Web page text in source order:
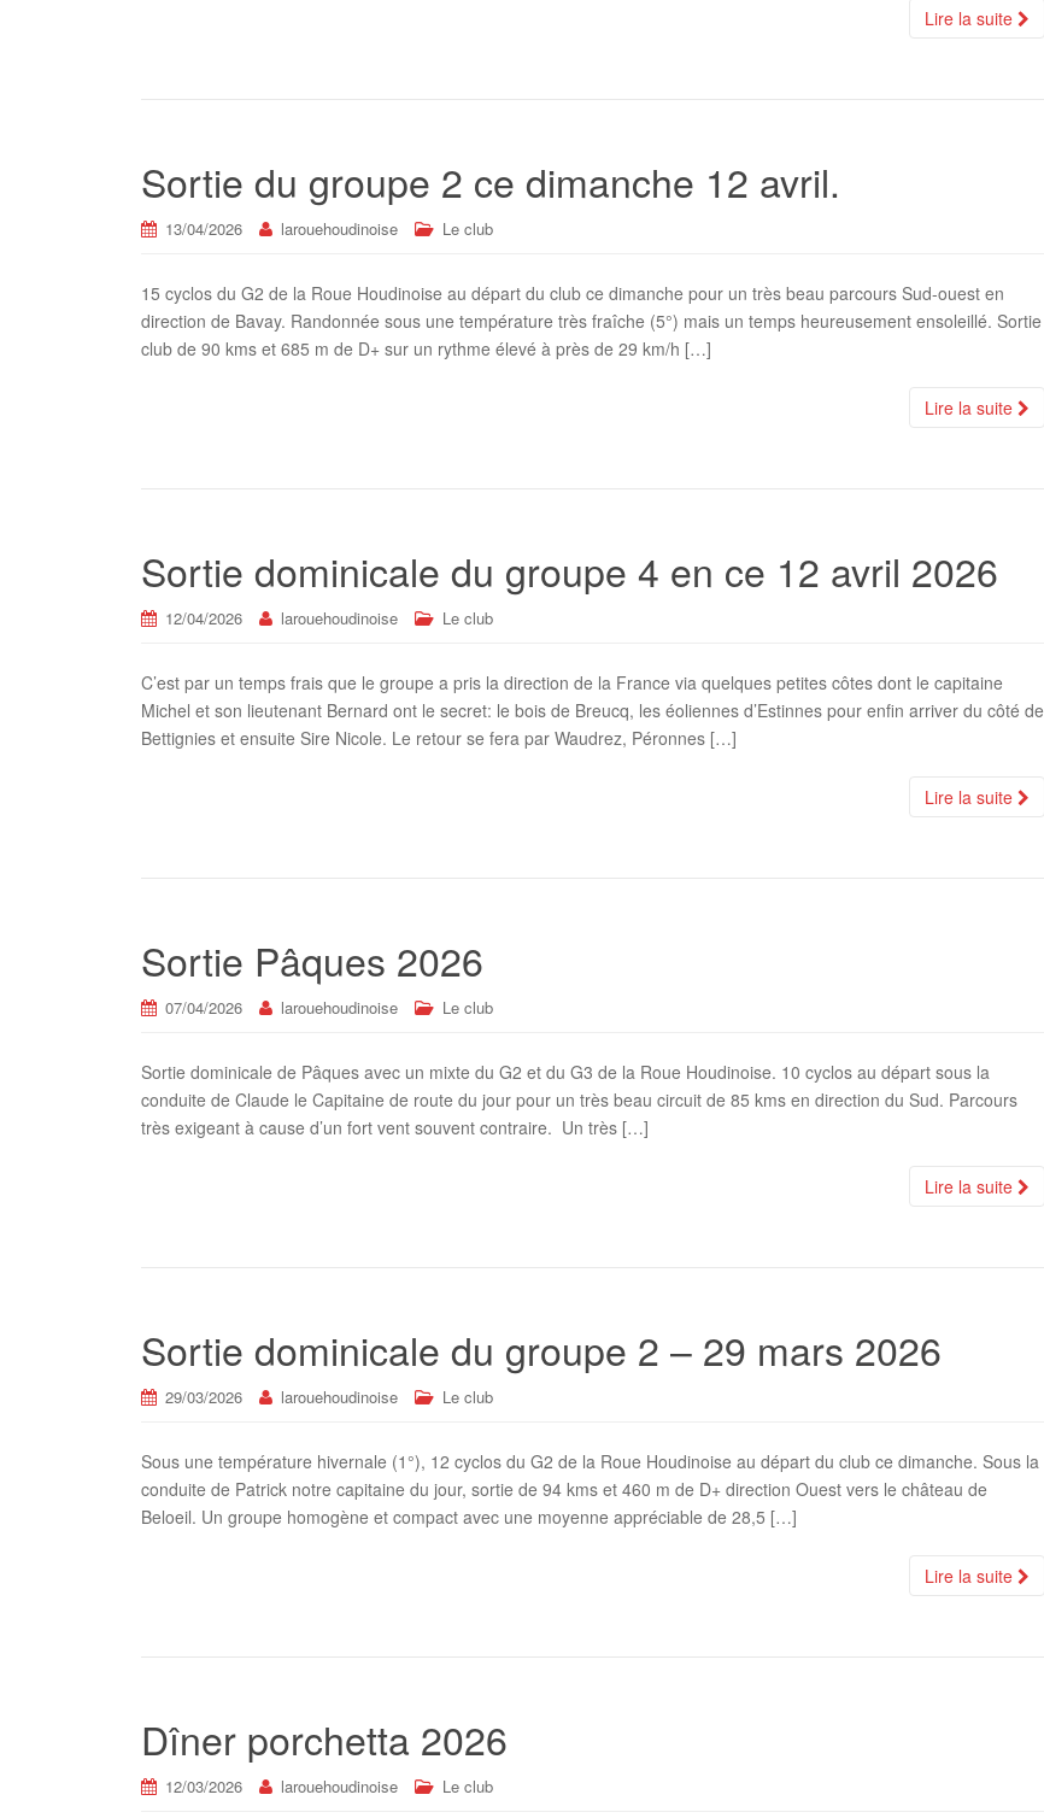
Lire la suite
Sortie du groupe 2 ce dimanche 12 avril.
13/04/2026 larouehoudinoise Le club
15 cyclos du G2 de la Roue Houdinoise au départ du club ce dimanche pour un très beau parcours Sud-ouest en
direction de Bavay. Randonnée sous une température très fraîche (5°) mais un temps heureusement ensoleillé. Sortie
club de 90 kms et 685 m de D+ sur un rythme élevé à près de 29 km/h […]
Lire la suite
Sortie dominicale du groupe 4 en ce 12 avril 2026
12/04/2026 larouehoudinoise Le club
C’est par un temps frais que le groupe a pris la direction de la France via quelques petites côtes dont le capitaine
Michel et son lieutenant Bernard ont le secret: le bois de Breucq, les éoliennes d’Estinnes pour enfin arriver du côté de
Bettignies et ensuite Sire Nicole. Le retour se fera par Waudrez, Péronnes […]
Lire la suite
Sortie Pâques 2026
07/04/2026 larouehoudinoise Le club
Sortie dominicale de Pâques avec un mixte du G2 et du G3 de la Roue Houdinoise. 10 cyclos au départ sous la
conduite de Claude le Capitaine de route du jour pour un très beau circuit de 85 kms en direction du Sud. Parcours
très exigeant à cause d’un fort vent souvent contraire. Un très […]
Lire la suite
Sortie dominicale du groupe 2 – 29 mars 2026
29/03/2026 larouehoudinoise Le club
Sous une température hivernale (1°), 12 cyclos du G2 de la Roue Houdinoise au départ du club ce dimanche. Sous la
conduite de Patrick notre capitaine du jour, sortie de 94 kms et 460 m de D+ direction Ouest vers le château de
Beloeil. Un groupe homogène et compact avec une moyenne appréciable de 28,5 […]
Lire la suite
Dîner porchetta 2026
12/03/2026 larouehoudinoise Le club